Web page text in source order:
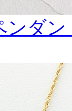
ダン